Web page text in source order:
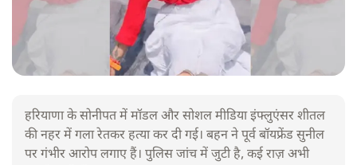
हरियाणा के सोनीपत में मॉडल और सोशल मीडिया इंफ्लुएंसर शीतल
की नहर में गला रेतकर हत्या कर दी गई। बहन ने पूर्व बॉयफ्रेंड सुनील
पर गंभीर आरोप लगाए हैं। पुलिस जांच में जुटी है, कई राज़ अभी